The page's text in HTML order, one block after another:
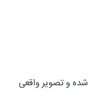
و تصویر واقعی